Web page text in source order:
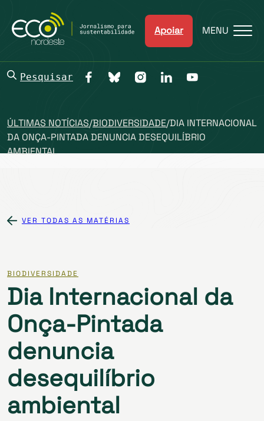
Apoiar MENU
Pesquisar
ÚLTIMAS NOTÍCIAS/BIODIVERSIDADE/DIA INTERNACIONAL
DA ONÇA-PINTADA DENUNCIA DESEQUILÍBRIO
AMBIENTAL
VER TODAS AS MATÉRIAS
BIODIVERSIDADE
Dia Internacional da
Onça-Pintada
denuncia
desequilíbrio
ambiental